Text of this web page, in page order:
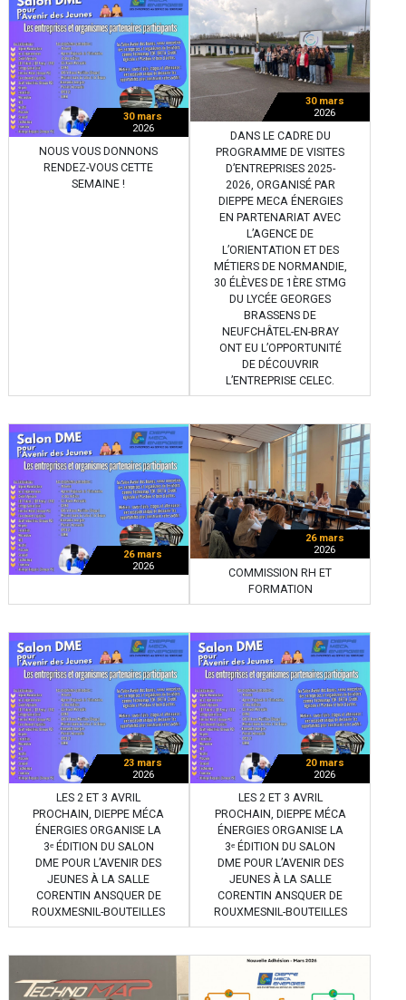
30 mars
2026
NOUS VOUS DONNONS
RENDEZ-VOUS CETTE
SEMAINE !
30 mars
2026
DANS LE CADRE DU
PROGRAMME DE VISITES
D’ENTREPRISES 2025-
2026, ORGANISÉ PAR
DIEPPE MECA ÉNERGIES
EN PARTENARIAT AVEC
L’AGENCE DE
L’ORIENTATION ET DES
MÉTIERS DE NORMANDIE,
30 ÉLÈVES DE 1ÈRE STMG
DU LYCÉE GEORGES
BRASSENS DE
NEUFCHÂTEL-EN-BRAY
ONT EU L’OPPORTUNITÉ
DE DÉCOUVRIR
L’ENTREPRISE CELEC.
26 mars
2026
26 mars
2026
COMMISSION RH ET
FORMATION
23 mars
2026
LES 2 ET 3 AVRIL
PROCHAIN, DIEPPE MÉCA
ÉNERGIES ORGANISE LA
3ᵉ ÉDITION DU SALON
DME POUR L’AVENIR DES
JEUNES À LA SALLE
CORENTIN ANSQUER DE
ROUXMESNIL-BOUTEILLES
20 mars
2026
LES 2 ET 3 AVRIL
PROCHAIN, DIEPPE MÉCA
ÉNERGIES ORGANISE LA
3ᵉ ÉDITION DU SALON
DME POUR L’AVENIR DES
JEUNES À LA SALLE
CORENTIN ANSQUER DE
ROUXMESNIL-BOUTEILLES